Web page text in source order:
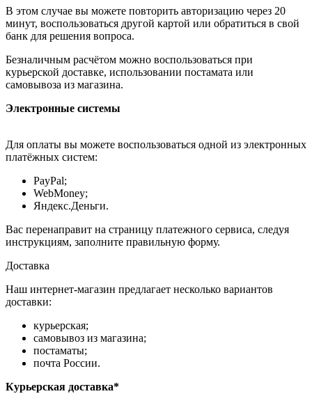
В этом случае вы можете повторить авторизацию через 20
минут, воспользоваться другой картой или обратиться в свой
банк для решения вопроса.
Безналичным расчётом можно воспользоваться при
курьерской доставке, использовании постамата или
самовывоза из магазина.
Электронные системы
Для оплаты вы можете воспользоваться одной из электронных
платёжных систем:
PayPal;
WebMoney;
Яндекс.Деньги.
Вас перенаправит на страницу платежного сервиса, следуя
инструкциям, заполните правильную форму.
Доставка
Наш интернет-магазин предлагает несколько вариантов
доставки:
курьерская;
самовывоз из магазина;
постаматы;
почта России.
Курьерская доставка*